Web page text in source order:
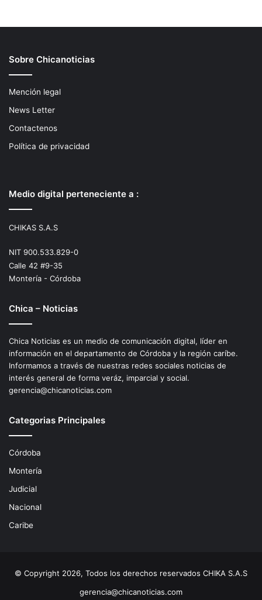
Sobre Chicanoticias
Mención legal
News Letter
Contactenos
Política de privacidad
Medio digital perteneciente a :
CHIKAS S.A.S
NIT 900.533.829-0
Calle 42 #9-35
Montería - Córdoba
Chica – Noticias
Chica Noticias es un medio de comunicación digital, líder en
información en el departamento de Córdoba y la región caríbe.
Informamos a través de nuestras redes sociales noticias de
interés general de forma veráz, imparcial y social.
gerencia@chicanoticias.com
Categorias Principales
Córdoba
Montería
Judicial
Nacional
Caribe
© Copyright 2026, Todos los derechos reservados CHIKA S.A.S
gerencia@chicanoticias.com